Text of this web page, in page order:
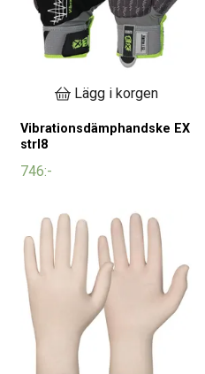
Lägg i korgen
Vibrationsdämphandske EX
strl8
746:-